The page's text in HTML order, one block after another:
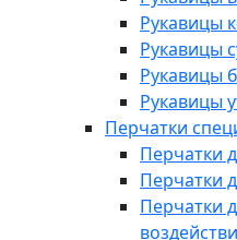
Рукавицы
Рукавицы
Рукавицы
Рукавицы
Перчатки
Перчатки
Перчатки
Перчатки